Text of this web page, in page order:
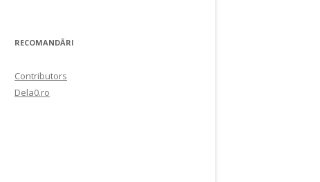
RECOMANDĂRI
Contributors
Dela0.ro